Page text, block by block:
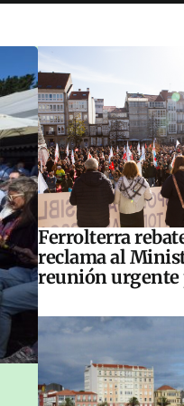
Ferrolterra
reclama al
reunión urgente